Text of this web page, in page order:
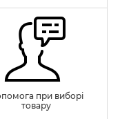
при виборі
товару